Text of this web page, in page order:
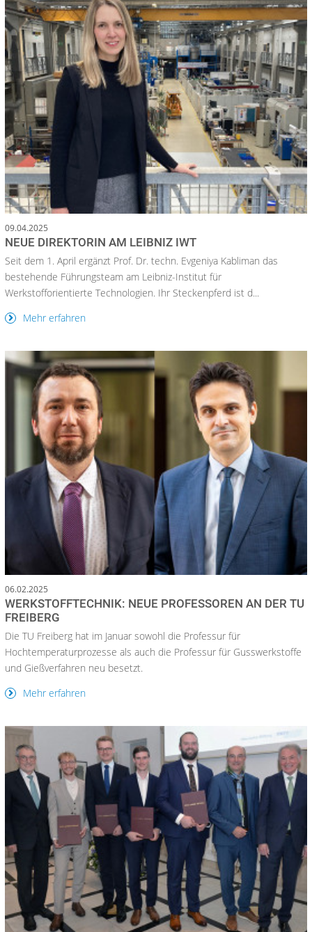
09.04.2025
NEUE DIREKTORIN AM LEIBNIZ IWT
Seit dem 1. April ergänzt Prof. Dr. techn. Evgeniya Kabliman das
bestehende Führungsteam am Leibniz-Institut für
Werkstofforientierte Technologien. Ihr Steckenpferd ist d...
Mehr erfahren
06.02.2025
WERKSTOFFTECHNIK: NEUE PROFESSOREN AN DER TU
FREIBERG
Die TU Freiberg hat im Januar sowohl die Professur für
Hochtemperaturprozesse als auch die Professur für Gusswerkstoffe
und Gießverfahren neu besetzt.
Mehr erfahren